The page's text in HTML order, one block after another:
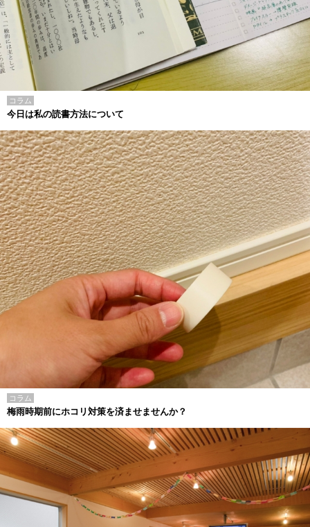
コラム
今日は私の読書方法について
コラム
梅雨時期前にホコリ対策を済ませませんか？